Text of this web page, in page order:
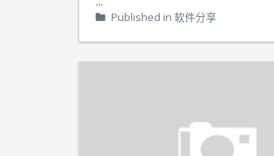
Published in 软件分享